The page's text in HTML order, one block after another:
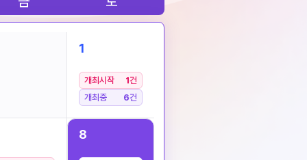
1
개최시작 1건
개최중
6건
8